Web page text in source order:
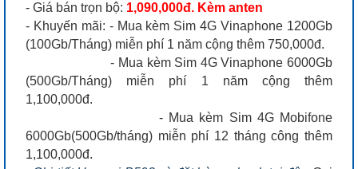
- Giá bán trọn bộ: 1,090,000đ. Kèm anten
- Khuyến mãi: - Mua kèm Sim 4G Vinaphone 1200Gb
(100Gb/Tháng) miễn phí 1 năm cộng thêm 750,000đ.
- Mua kèm Sim 4G Vinaphone 6000Gb
(500Gb/Tháng) miễn phí 1 năm cộng thêm
1,100,000đ.
- Mua kèm Sim 4G Mobifone
6000Gb(500Gb/tháng) miễn phí 12 tháng công thêm
1,100,000đ.